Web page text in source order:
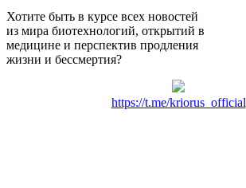
Хотите быть в курсе всех новостей
из мира биотехнологий, открытий в
медицине и перспектив продления
жизни и бессмертия?
https://t.me/kriorus_official